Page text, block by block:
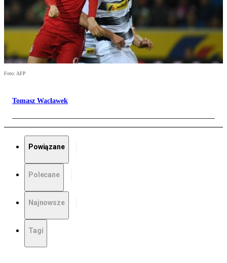
Foto: AFP
Tomasz Wacławek
Powiązane
Polecane
Najnowsze
Tagi